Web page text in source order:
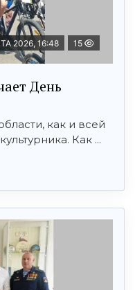
2026, 16:48 15
День
как и всей
Как ...